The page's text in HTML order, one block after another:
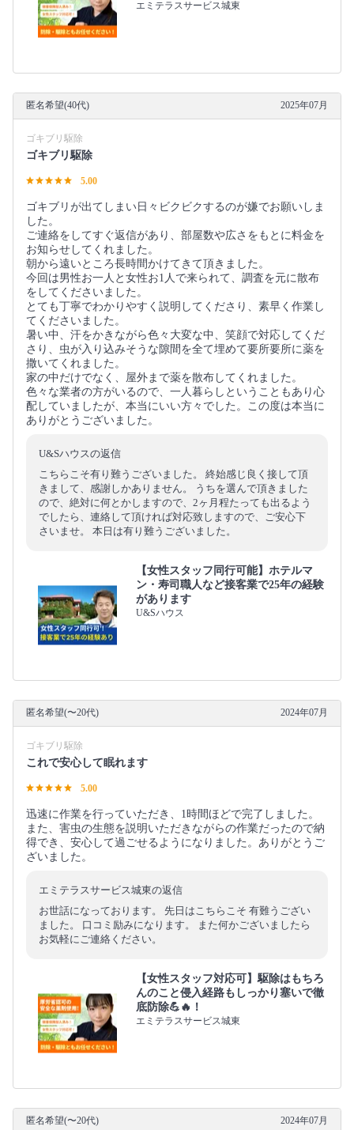
エミテラスサービス城東
匿名希望(40代) 2025年07月
ゴキブリ駆除
ゴキブリ駆除
5.00
ゴキブリが出てしまい日々ビクビクするのが嫌でお願いしま
した。
ご連絡をしてすぐ返信があり、部屋数や広さをもとに料金を
お知らせしてくれました。
朝から遠いところ長時間かけてきて頂きました。
今回は男性お一人と女性お1人で来られて、調査を元に散布
をしてくださいました。
とても丁寧でわかりやすく説明してくださり、素早く作業し
てくださいました。
暑い中、汗をかきながら色々大変な中、笑顔で対応してくだ
さり、虫が入り込みそうな隙間を全て埋めて要所要所に薬を
撒いてくれました。
家の中だけでなく、屋外まで薬を散布してくれました。
色々な業者の方がいるので、一人暮らしということもあり心
配していましたが、本当にいい方々でした。この度は本当に
ありがとうございました。
U&Sハウスの返信
こちらこそ有り難うございました。 終始感じ良く接して頂
きまして、感謝しかありません。 うちを選んで頂きました
ので、絶対に何とかしますので、2ヶ月程たっても出るよう
でしたら、連絡して頂ければ対応致しますので、ご安心下
さいませ。 本日は有り難うございました。
【女性スタッフ同行可能】ホテルマ
ン・寿司職人など接客業で25年の経験
があります
U&Sハウス
匿名希望(〜20代) 2024年07月
ゴキブリ駆除
これで安心して眠れます
5.00
迅速に作業を行っていただき、1時間ほどで完了しました。
また、害虫の生態を説明いただきながらの作業だったので納
得でき、安心して過ごせるようになりました。ありがとうご
ざいました。
エミテラスサービス城東の返信
お世話になっております。 先日はこちらこそ 有難うござい
ました。 口コミ励みになります。 また何かございましたら
お気軽にご連絡ください。
【女性スタッフ対応可】駆除はもちろ
んのこと侵入経路もしっかり塞いで徹
底防除💪🔥！
エミテラスサービス城東
匿名希望(〜20代) 2024年07月